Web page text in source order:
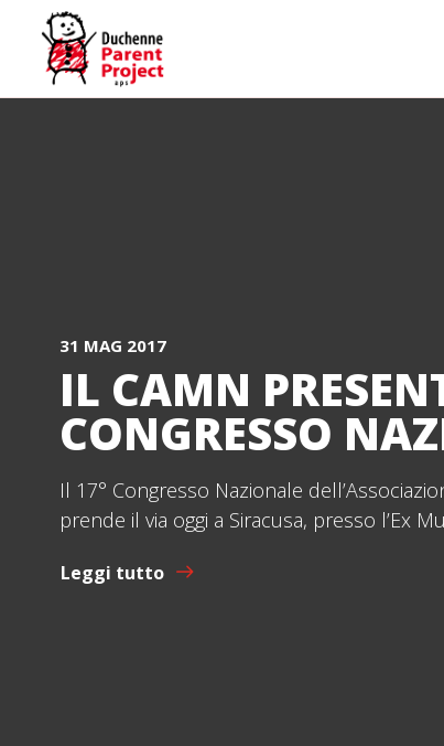
31 MAG 2017
IL CAMN
CONGRESSO
Il 17° Congresso Nazionale
prende il via oggi a Siracusa, presso l’Ex
Leggi tutto